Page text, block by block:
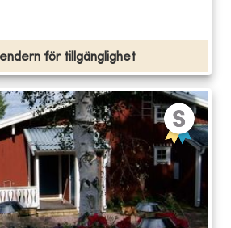
för tillgänglighet